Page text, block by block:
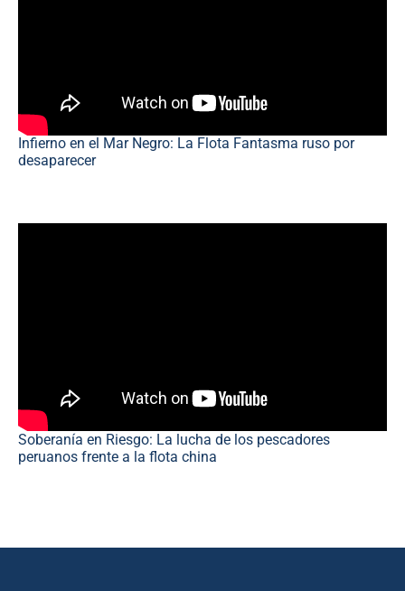
Infierno en el Mar Negro: La Flota Fantasma ruso por
desaparecer
Soberanía en Riesgo: La lucha de los pescadores
peruanos frente a la flota china